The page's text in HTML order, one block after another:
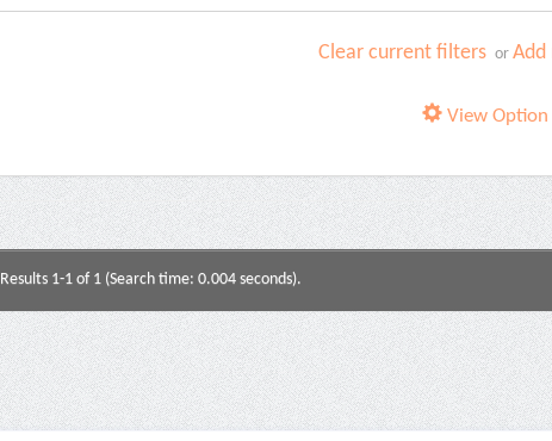
Clear current filters or
View Option
Results 1-1 of 1 (Search time: 0.004 seconds).